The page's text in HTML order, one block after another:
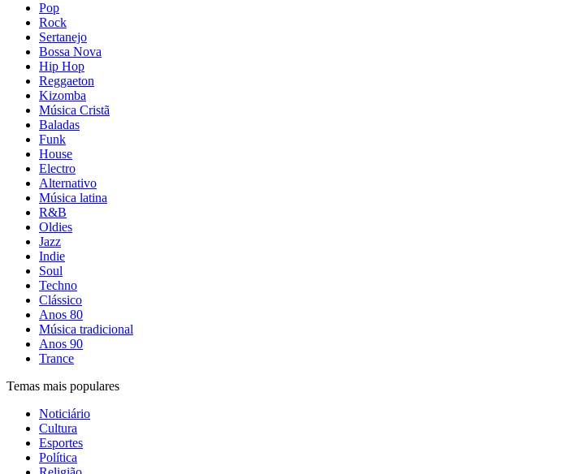
Pop
Rock
Sertanejo
Bossa Nova
Hip Hop
Reggaeton
Kizomba
Música Cristã
Baladas
Funk
House
Electro
Alternativo
Música latina
R&B
Oldies
Jazz
Indie
Soul
Techno
Clássico
Anos 80
Música tradicional
Anos 90
Trance
Temas mais populares
Noticiário
Cultura
Esportes
Política